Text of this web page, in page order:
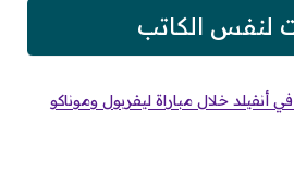
لنفس الكاتب
أنفيلد خلال مباراة ليفربول وموناكو